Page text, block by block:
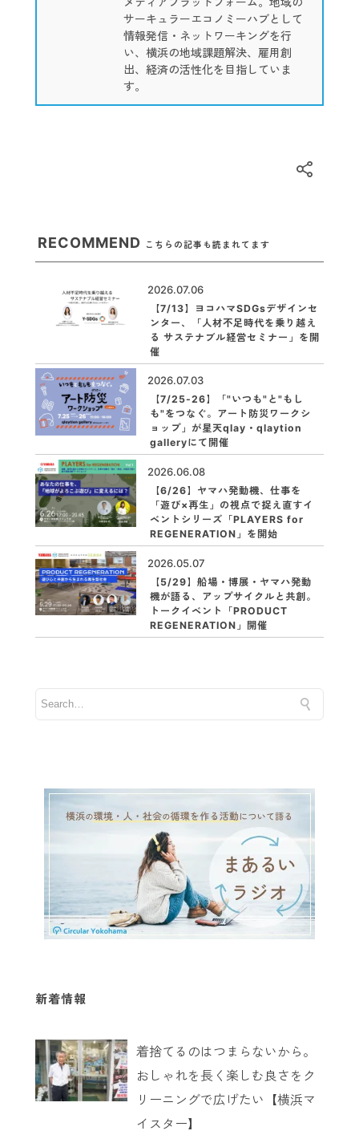
サーキュラーエコノミーハブとして
情報発信・ネットワーキングを行
い、横浜の地域課題解決、雇用創
出、経済の活性化を目指していま
す。
RECOMMEND こちらの記事も読まれてます
2026.07.06
【7/13】ヨコハマSDGsデザインセ
ンター、「人材不足時代を乗り越え
る サステナブル経営セミナー」を開
催
2026.07.03
【7/25-26】「"いつも"と"もし
も"をつなぐ。アート防災ワークシ
ョップ」が星天qlay・qlaytion
galleryにて開催
2026.06.08
【6/26】ヤマハ発動機、仕事を
「遊び×再生」の視点で捉え直すイ
ベントシリーズ「PLAYERS for
REGENERATION」を開始
2026.05.07
【5/29】船場・博展・ヤマハ発動
機が語る、アップサイクルと共創。
トークイベント「PRODUCT
REGENERATION」開催
新着情報
着捨てるのはつまらないから。
おしゃれを長く楽しむ良さをク
リーニングで広げたい【横浜マ
イスター】